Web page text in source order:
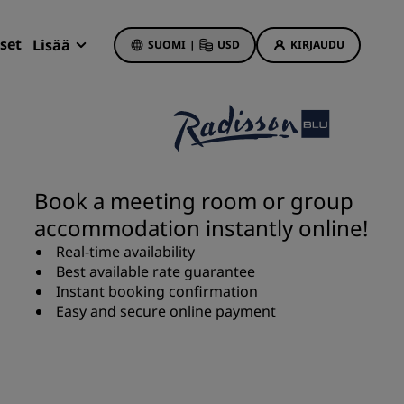
Lisää SUOMI | USD KIRJAUDU
Hotellitarjoukset
Ensimmäisellä kerralla onnistaa
Deals of the Day
Varaa etukäteen
Katso pakettimme
Book a meeting room or group
accommodation instantly online!
Real-time availability
Best available rate guarantee
Instant booking confirmation
Easy and secure online payment